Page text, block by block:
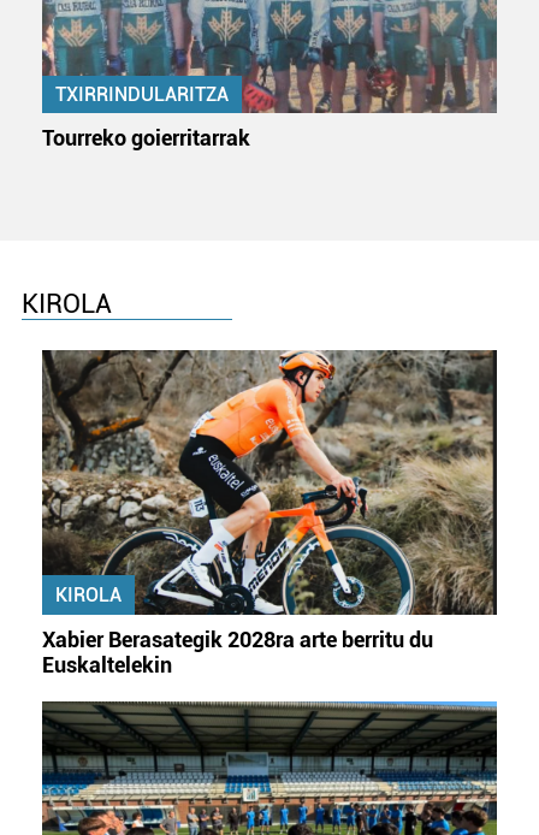
TXIRRINDULARITZA
Tourreko goierritarrak
KIROLA
KIROLA
Xabier Berasategik 2028ra arte berritu du
Euskaltelekin